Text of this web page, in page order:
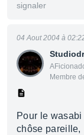
signaler
Membre
04 Aout 2004 à
Pour le
chôse pareille,